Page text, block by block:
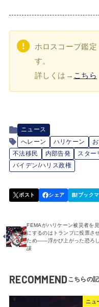
ホロスコープ鑑
す。
詳しくは→ こちら
ニュース
へレーン
ハリケーン
不法移民
内部告発 スター
バイデン/ハリス政権
FEMAがハリケーン被災者を見
にするのはトランプに投票さ
ため――浮かび上がった恐ろ
謀
RECOMMEND
ニュ